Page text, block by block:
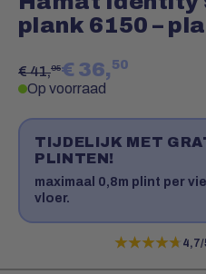
plank 6150 –
€ 41,95€ 36, 50
Op voorraad
TIJDELIJK MET
PLINTEN!
maximaal 0,8m plint per
vloer.
★★★★★
★★★★★ 4,7/